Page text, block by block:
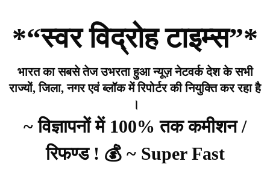
*“स्वर विद्रोह टाइम्स”*
भारत का सबसे तेज उभरता हुआ न्यूज़ नेटवर्क देश के सभी
राज्यों, जिला, नगर एवं ब्लॉक में रिपोर्टर की नियुक्ति कर रहा है
।
~ विज्ञापनों में 100% तक कमीशन /
रिफण्ड ! 💰 ~ Super Fast